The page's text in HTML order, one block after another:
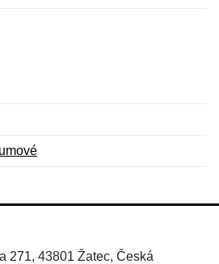
271, 43801 Žatec, Česká